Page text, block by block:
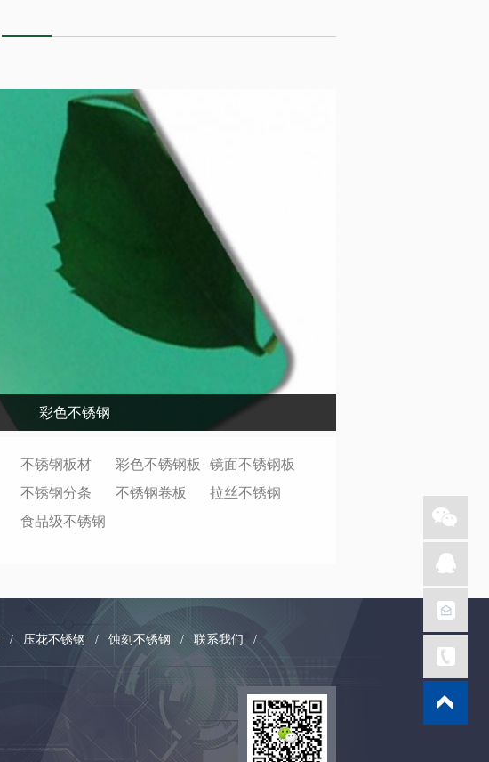
彩色不锈钢
不锈钢板材 彩色不锈钢板
镜面不锈钢板
不锈钢分条
不锈钢卷板
拉丝不锈钢
食品级不锈钢
/ 压花不锈钢 / 蚀刻不锈钢 / 联系我们 /